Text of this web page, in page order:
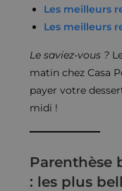
Les meilleurs
Les meilleurs
Le saviez-vous ?
matin chez Casa
payer votre
midi !
Parenthèse
: les plus